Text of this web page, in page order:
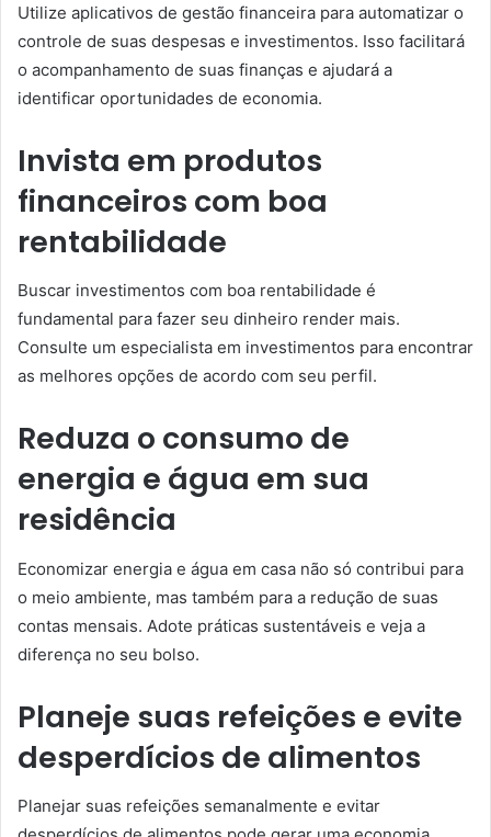
Utilize aplicativos de gestão financeira para automatizar o
controle de suas despesas e investimentos. Isso facilitará
o acompanhamento de suas finanças e ajudará a
identificar oportunidades de economia.
Invista em produtos
financeiros com boa
rentabilidade
Buscar investimentos com boa rentabilidade é
fundamental para fazer seu dinheiro render mais.
Consulte um especialista em investimentos para encontrar
as melhores opções de acordo com seu perfil.
Reduza o consumo de
energia e água em sua
residência
Economizar energia e água em casa não só contribui para
o meio ambiente, mas também para a redução de suas
contas mensais. Adote práticas sustentáveis e veja a
diferença no seu bolso.
Planeje suas refeições e evite
desperdícios de alimentos
Planejar suas refeições semanalmente e evitar